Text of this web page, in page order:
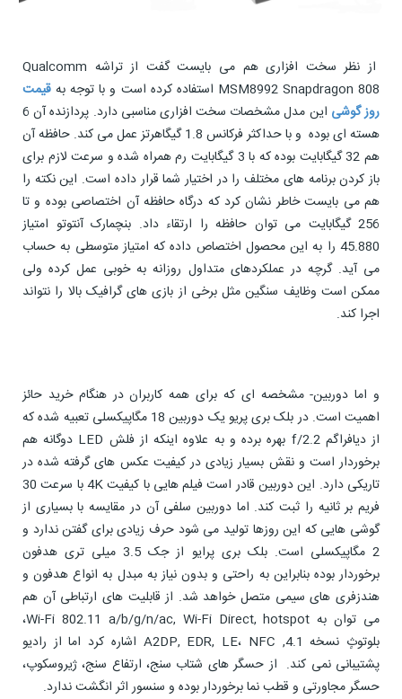
از نظر سخت افزاری هم می بایست گفت از تراشه Qualcomm
MSM8992 Snapdragon 808 استفاده کرده است و با توجه به
قیمت
روز گوشی
این مدل مشخصات سخت افزاری مناسبی دارد. پردازنده آن 6
هسته ای بوده و با حداکثر فرکانس 1.8 گیگاهرتز عمل می کند. حافظه آن
هم 32 گیگابایت بوده که با 3 گیگابایت رم همراه شده و سرعت لازم برای
باز کردن برنامه های مختلف را در اختیار شما قرار داده است. این نکته را
هم می بایست خاطر نشان کرد که درگاه حافظه آن اختصاصی بوده و تا
256 گیگابایت می توان حافظه را ارتقاء داد. بنچمارک آنتوتو امتیاز
45.880 را به این محصول اختصاص داده که امتیاز متوسطی به حساب
می آید. گرچه در عملکردهای متداول روزانه به خوبی عمل کرده ولی
ممکن است وظایف سنگین مثل برخی از بازی های گرافیک بالا را نتواند
اجرا کند.
و اما دوربین- مشخصه ای که برای همه کاربران در هنگام خرید حائز
اهمیت است. در بلک بری پریو یک دوربین 18 مگاپیکسلی تعبیه شده که
از دیافراگم f/2.2 بهره برده و به علاوه اینکه از فلش LED دوگانه هم
برخوردار است و نقش بسیار زیادی در کیفیت عکس های گرفته شده در
تاریکی دارد. این دوربین قادر است فیلم هایی با کیفیت 4K با سرعت 30
فریم بر ثانیه را ثبت کند. اما دوربین سلفی آن در مقایسه با بسیاری از
گوشی هایی که این روزها تولید می شود حرف زیادی برای گفتن ندارد و
2 مگاپیکسلی است. بلک بری پرایو از جک 3.5 میلی تری هدفون
برخوردار بوده بنابراین به راحتی و بدون نیاز به مبدل به انواع هدفون و
هندزفری های سیمی متصل خواهد شد. از قابلیت های ارتباطی آن هم
می توان به Wi-Fi 802.11 a/b/g/n/ac, Wi-Fi Direct, hotspot،
بلوتوثٍ نسخه 4.1, A2DP, EDR, LE، NFC اشاره کرد اما از رادیو
پشتیبانی نمی کند. از حسگر های شتاب سنج، ارتفاع سنج، ژیروسکوپ،
حسگر مجاورتی و قطب نما برخوردار بوده و سنسور اثر انگشت ندارد.